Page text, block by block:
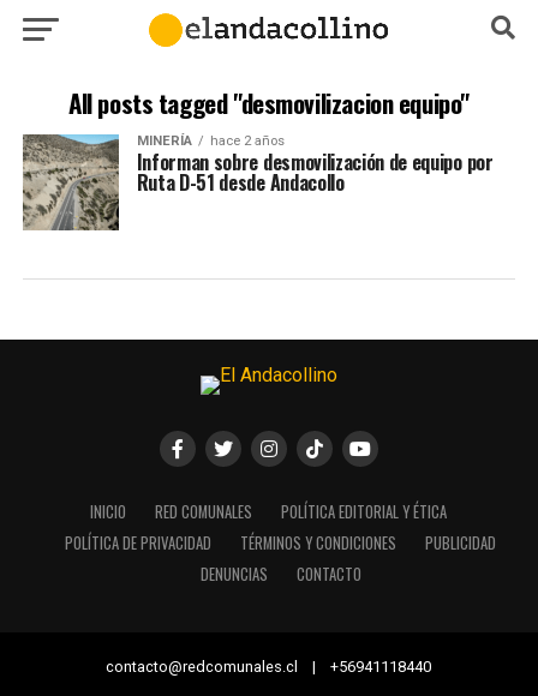
All posts tagged "desmovilizacion equipo"
MINERÍA hace 2 años
Informan sobre desmovilización de equipo por
Ruta D-51 desde Andacollo
INICIO RED COMUNALES
POLÍTICA EDITORIAL Y ÉTICA
POLÍTICA DE PRIVACIDAD
TÉRMINOS Y CONDICIONES
PUBLICIDAD
DENUNCIAS
CONTACTO
contacto@redcomunales.cl | +56941118440